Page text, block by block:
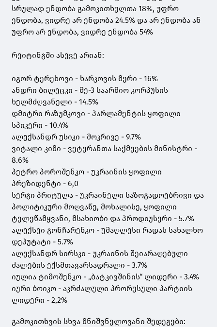
სრულად ენდობა გამოკითხულთა 18%, უფრო
ენდობა, ვიდრე არ ენდობა 24.5% და არ ენდობა ან
უფრო არ ენდობა, ვიდრე ენდობა 54%
რეიტინგში ასევე არიან:
იგორ ტერეხოვი - ხარკოვის მერი - 16%
ანდრი ბილეცკი - მე-3 საარმიო კორპუსის
ხელმძღვანელი - 14.5%
დმიტრი რაზუმკოვი - პარლამენტის ყოფილი
სპიკერი - 10.4%
ალექსანდრ უსიკი - მოკრივე - 9.7%
ვიტალი კიმი - ვეტერანთა საქმეების მინისტრი -
8.6%
პეტრო პოროშენკო - უკრაინის ყოფილი
პრეზიდენტი - 6,0
სერგი პრიტულა - უკრაინელი საზოგადოებრივი და
პოლიტიკური მოღვაწე, მოხალისე, ყოფილი
ტელეწამყვანი, მსახიობი და პროდიუსერი - 5.7%
ალექსეი გონჩარენკო - უმაღლესი რადას სახალხო
დეპუტატი - 5.7%
ალექსანდრ სირსკი - უკრაინის შეიარაღებული
ძალების ექსმთავარსადრალი - 3.7%
იულია ტიმოშენკო - „ბატკივშინის“ ლიდერი - 3.4%
იური ბოიკო - აკრძალული პრორუსული პარტიის
ლიდერი - 2,2%
გამოკითხვის სხვა მნიშვნელოვანი შედეგები: